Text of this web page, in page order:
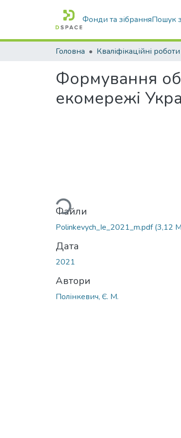
Фонди та зібранняПошук
Головна Кваліфікаційні роботи
Формування
екомережі
Вантажиться...
Файли
Polinkevych_Ie_2021_m.pdf(3,12
Дата
2021
Автори
Полінкевич, Є. М.